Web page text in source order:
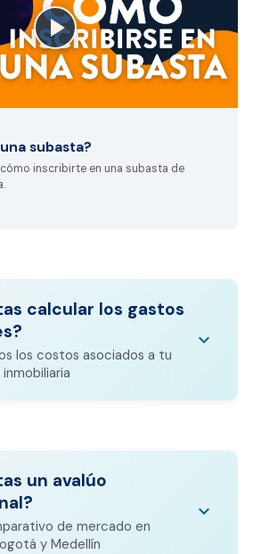
subasta?
inscribirte en una subasta de
calcular los gastos
los costos asociados a tu
keyboard_arrow_down
notariales incluyen
legales que varían según el
DE GASTOS NOTARIALES
un avalúo
de mercado en
y Medellín
keyboard_arrow_down